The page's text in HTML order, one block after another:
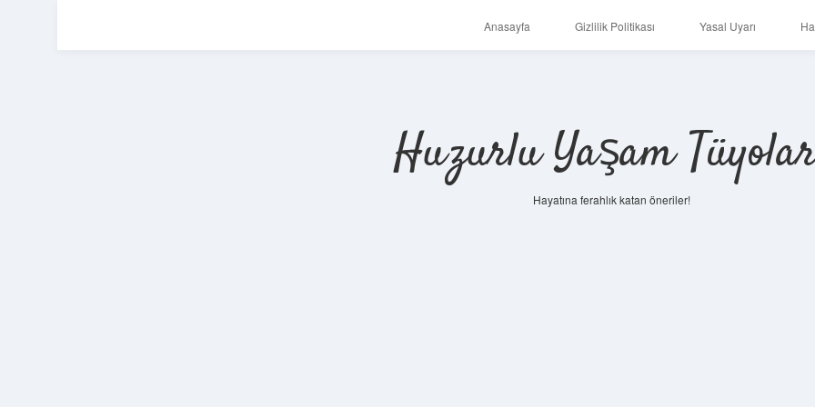
Anasayfa Gizlilik Politikası Yasal Uyarı
Huzurlu Yaşam
Hayatına ferahlık katan öneriler!